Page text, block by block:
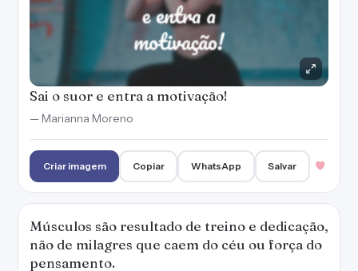
Sai o suor e entra a motivação!
— Marianna Moreno
Criar imagem Copiar WhatsApp Salvar
Músculos são resultado de treino e dedicação,
não de milagres que caem do céu ou força do
pensamento.